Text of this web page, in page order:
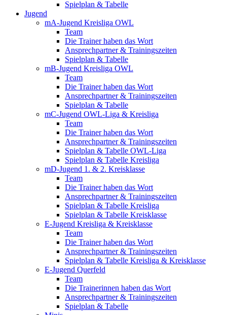
Spielplan & Tabelle
Jugend
mA-Jugend Kreisliga OWL
Team
Die Trainer haben das Wort
Ansprechpartner & Trainingszeiten
Spielplan & Tabelle
mB-Jugend Kreisliga OWL
Team
Die Trainer haben das Wort
Ansprechpartner & Trainingszeiten
Spielplan & Tabelle
mC-Jugend OWL-Liga & Kreisliga
Team
Die Trainer haben das Wort
Ansprechpartner & Trainingszeiten
Spielplan & Tabelle OWL-Liga
Spielplan & Tabelle Kreisliga
mD-Jugend 1. & 2. Kreisklasse
Team
Die Trainer haben das Wort
Ansprechpartner & Trainingszeiten
Spielplan & Tabelle Kreisliga
Spielplan & Tabelle Kreisklasse
E-Jugend Kreisliga & Kreisklasse
Team
Die Trainer haben das Wort
Ansprechpartner & Trainingszeiten
Spielplan & Tabelle Kreisliga & Kreisklasse
E-Jugend Querfeld
Team
Die Trainerinnen haben das Wort
Ansprechpartner & Trainingszeiten
Spielplan & Tabelle